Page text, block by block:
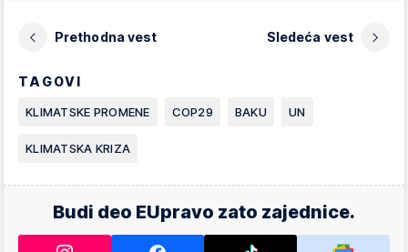
Prethodna vest Sledeća vest
TAGOVI
KLIMATSKE PROMENE COP29 BAKU UN
KLIMATSKA KRIZA
Budi deo EUpravo zato zajednice.